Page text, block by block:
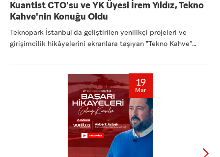
Kuantist CTO'su ve YK Üyesi İrem Yıldız, Tekno
Kahve'nin Konuğu Oldu
Teknopark İstanbul'da geliştirilen yenilikçi projeleri ve
girişimcilik hikâyelerini ekranlara taşıyan "Tekno Kahve"
19
Mar